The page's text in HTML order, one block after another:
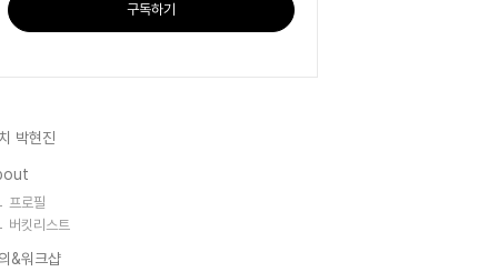
구독하기
박현진
프로필
버킷리스트
&워크샵